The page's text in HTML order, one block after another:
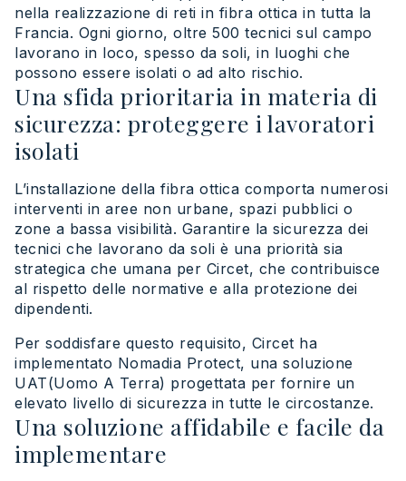
nella realizzazione di reti in fibra ottica in tutta la
Francia. Ogni giorno, oltre 500 tecnici sul campo
lavorano in loco, spesso da soli, in luoghi che
possono essere isolati o ad alto rischio.
Una sfida prioritaria in materia di
sicurezza: proteggere i lavoratori
isolati
L’installazione della fibra ottica comporta numerosi
interventi in aree non urbane, spazi pubblici o
zone a bassa visibilità. Garantire la sicurezza dei
tecnici che lavorano da soli è una priorità sia
strategica che umana per Circet, che contribuisce
al rispetto delle normative e alla protezione dei
dipendenti.
Per soddisfare questo requisito, Circet ha
implementato Nomadia Protect, una soluzione
UAT(Uomo A Terra) progettata per fornire un
elevato livello di sicurezza in tutte le circostanze.
Una soluzione affidabile e facile da
implementare